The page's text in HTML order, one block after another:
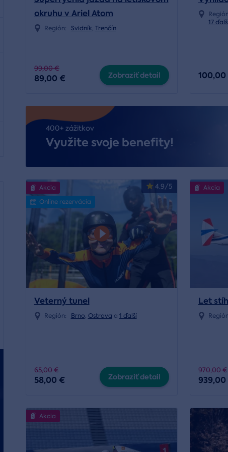
okruhu v Ariel Atom
Región: Svidník, Trenčín
99,00 €
89,00 € Zobraziť detail
17
400+ zážitkov
Využite svoje benefity!
4.9/5
Akcia
Online rezervácia
Veterný tunel
Región: Brno, Ostrava a 1 ďalší
65,00 €
58,00 € Zobraziť detail
Akcia
Let
970,00 €
Akcia